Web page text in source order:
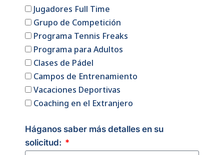
Jugadores Full Time
Grupo de Competición
Programa Tennis Freaks
Programa para Adultos
Clases de Pádel
Campos de Entrenamiento
Vacaciones Deportivas
Coaching en el Extranjero
Háganos saber más detalles en su
solicitud: